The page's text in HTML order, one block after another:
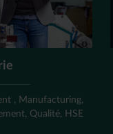
, Manufacturing,
Qualité, HSE